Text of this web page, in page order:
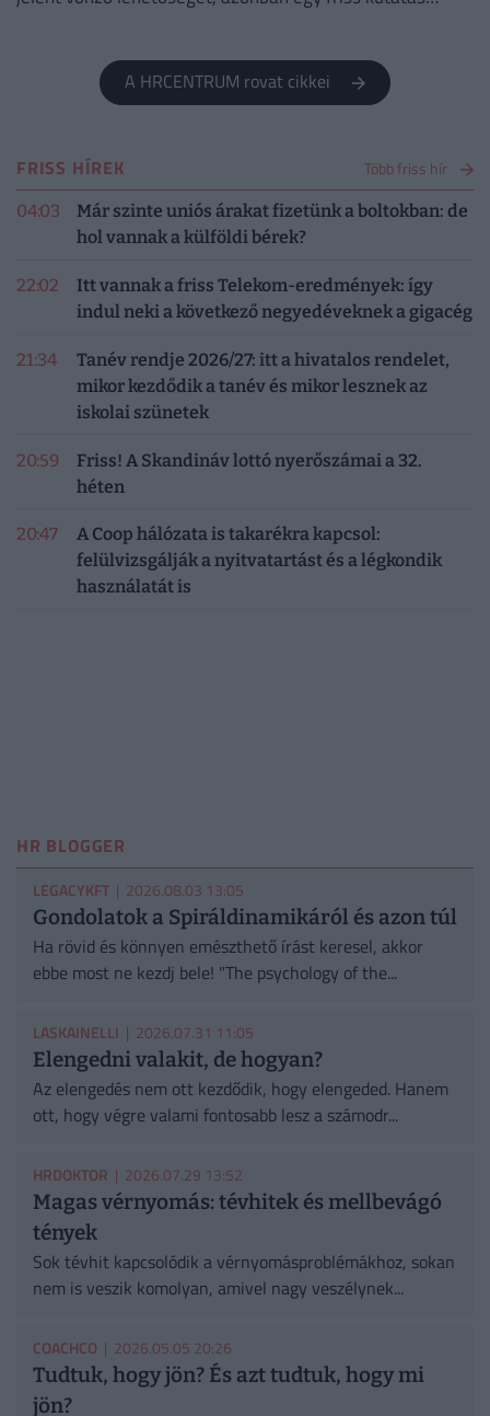
A HRCENTRUM rovat cikkei
FRISS HÍREK Több friss hír
04:03
Már szinte uniós árakat fizetünk a boltokban: de
hol vannak a külföldi bérek?
22:02
Itt vannak a friss Telekom-eredmények: így
indul neki a következő negyedéveknek a gigacég
21:34
Tanév rendje 2026/27: itt a hivatalos rendelet,
mikor kezdődik a tanév és mikor lesznek az
iskolai szünetek
20:59
Friss! A Skandináv lottó nyerőszámai a 32.
héten
20:47
A Coop hálózata is takarékra kapcsol:
felülvizsgálják a nyitvatartást és a légkondik
használatát is
HR BLOGGER
LEGACYKFT | 2026.08.03 13:05
Gondolatok a Spiráldinamikáról és azon túl
Ha rövid és könnyen emészthető írást keresel, akkor
ebbe most ne kezdj bele! "The psychology of the...
LASKAINELLI | 2026.07.31 11:05
Elengedni valakit, de hogyan?
Az elengedés nem ott kezdődik, hogy elengeded. Hanem
ott, hogy végre valami fontosabb lesz a számodr...
HRDOKTOR | 2026.07.29 13:52
Magas vérnyomás: tévhitek és mellbevágó
tények
Sok tévhit kapcsolódik a vérnyomásproblémákhoz, sokan
nem is veszik komolyan, amivel nagy veszélynek...
COACHCO | 2026.05.05 20:26
Tudtuk, hogy jön? És azt tudtuk, hogy mi
jön?